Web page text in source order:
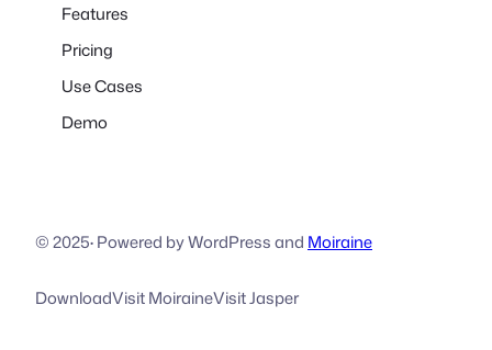
Features
Pricing
Use Cases
Demo
© 2025·Powered by WordPress and Moiraine
DownloadVisit MoiraineVisit Jasper